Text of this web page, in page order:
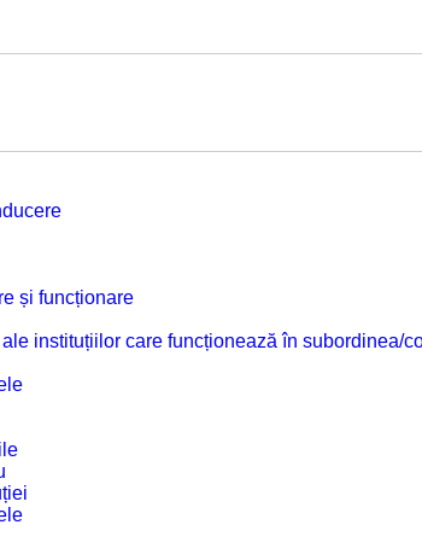
și funcționare
instituțiilor care funcționează în subordinea/